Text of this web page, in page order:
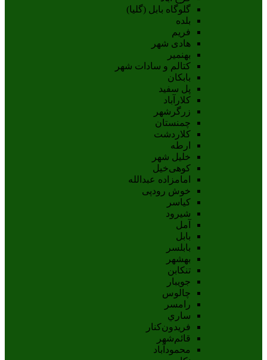
گلوگاه بابل (گلیا)
بلده
فریم
هادی شهر
بهنمیر
کتالم و سادات شهر
بابکان
پل سفید
کلارآباد
زرگرشهر
چمنستان
کلاردشت
ارطه
خلیل شهر
کوهی‌خیل
امامزاده عبدالله
خوش رودپی
کیاسر
شیرود
آمل
بابل
بابلسر
بهشهر
تنکابن
جويبار
چالوس
رامسر
ساري
فريدون‌کنار
قائم‌شهر
محمودآباد